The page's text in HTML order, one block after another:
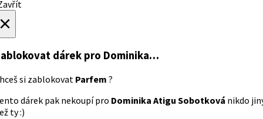
dárek pro Dominika…
si zablokovat Parfem ?
dárek pak nekoupí pro Dominika Atigu Sobotková nikdo
ty :)